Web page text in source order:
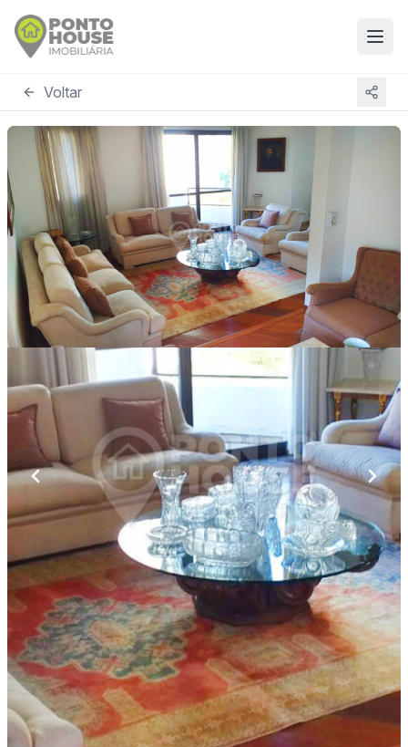
Voltar